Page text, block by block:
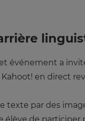
événement a
en direct
texte par des